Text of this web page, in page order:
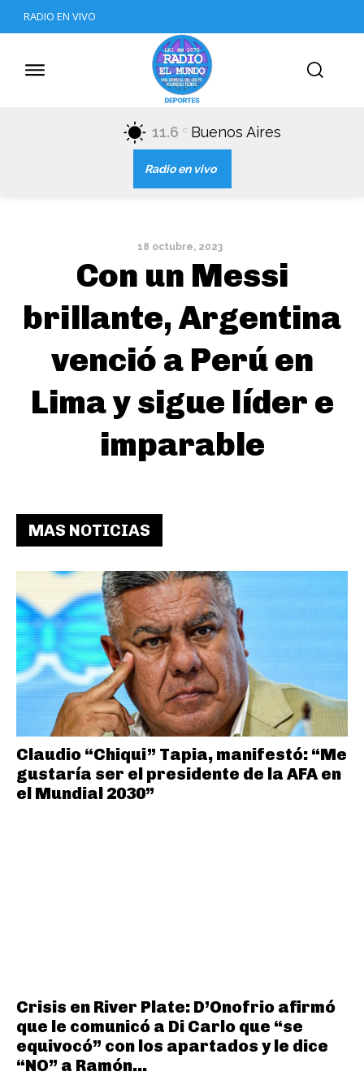
RADIO EN VIVO
11.6 C Buenos Aires
Radio en vivo
18 octubre, 2023
Con un Messi
brillante, Argentina
venció a Perú en
Lima y sigue líder e
imparable
MAS NOTICIAS
Claudio “Chiqui” Tapia, manifestó: “Me
gustaría ser el presidente de la AFA en
el Mundial 2030”
Crisis en River Plate: D’Onofrio afirmó
que le comunicó a Di Carlo que “se
equivocó” con los apartados y le dice
“NO” a Ramón...